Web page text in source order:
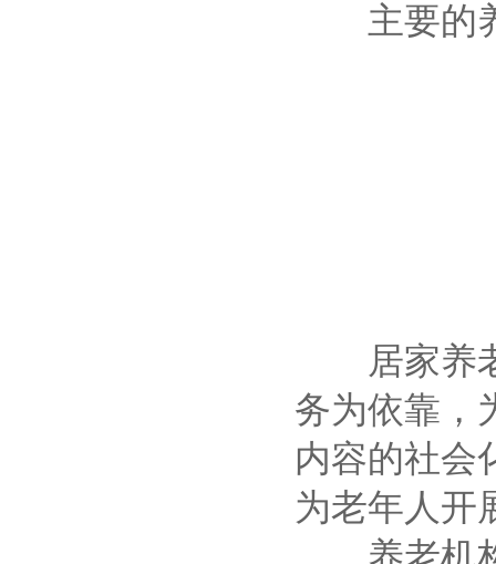
主要的养
居家养老
务为依靠，
内容的社会
为老年人开